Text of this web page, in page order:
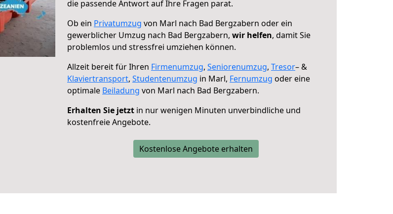
die passende Antwort auf Ihre Fragen parat.
Ob ein Privatumzug von Marl nach Bad Bergzabern oder ein
gewerblicher Umzug nach Bad Bergzabern, wir helfen, damit Sie
problemlos und stressfrei umziehen können.
Allzeit bereit für Ihren Firmenumzug, Seniorenumzug, Tresor– &
Klaviertransport, Studentenumzug in Marl, Fernumzug oder eine
optimale Beiladung von Marl nach Bad Bergzabern.
Erhalten Sie jetzt in nur wenigen Minuten unverbindliche und
kostenfreie Angebote.
Kostenlose Angebote erhalten